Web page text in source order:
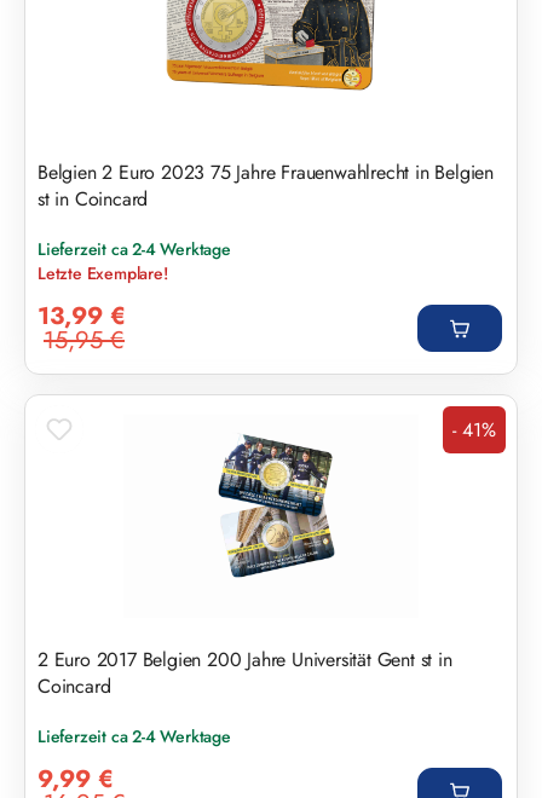
Belgien 2 Euro 2023 75 Jahre Frauenwahlrecht in Belgien
st in Coincard
Lieferzeit ca 2-4 Werktage
Letzte Exemplare!
13,99 €
Regulärer Preis:
15,95 €
Rabatt
- 41%
2 Euro 2017 Belgien 200 Jahre Universität Gent st in
Coincard
Lieferzeit ca 2-4 Werktage
9,99 €